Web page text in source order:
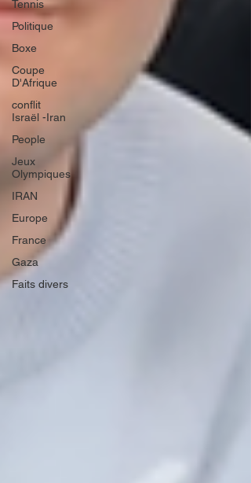
Tennis
Politique
Boxe
Coupe
D'Afrique
conflit
Israël -Iran
People
Jeux
Olympiques
IRAN
Europe
France
Gaza
Faits divers